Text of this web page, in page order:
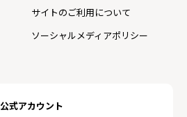
公式アカウント
サイトのご利用について
ソーシャルメディアポリシー